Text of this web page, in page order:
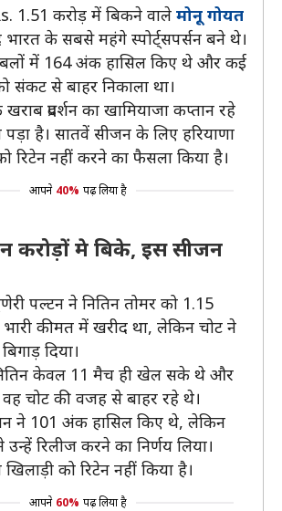
1.51 करोड़ में बिकने वाले मोनू गोयत
भारत के सबसे महंगे स्पोर्ट्सपर्सन बने थे।
में 164 अंक हासिल किए थे और कई
संकट से बाहर निकाला था।
प्रदर्शन का खामियाजा कप्तान रहे
है। सातवें सीजन के लिए हरियाणा
रिटेन नहीं करने का फैसला किया है।
आपने 40% पढ़ लिया है
करोड़ों मे बिके, इस सीजन
पल्टन ने नितिन तोमर को 1.15
कीमत में खरीद था, लेकिन चोट ने
दिया।
केवल 11 मैच ही खेल सके थे और
चोट की वजह से बाहर रहे थे।
ने 101 अंक हासिल किए थे, लेकिन
रिलीज करने का निर्णय लिया।
को रिटेन नहीं किया है।
आपने 60% पढ़ लिया है